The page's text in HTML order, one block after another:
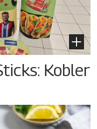
Kobler